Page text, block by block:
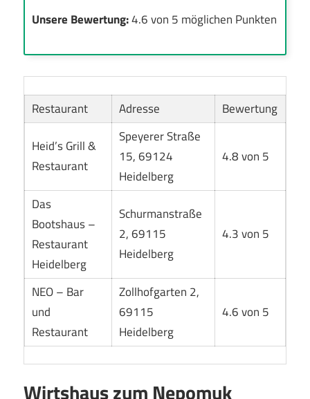
Unsere Bewertung:4.6 von 5 möglichen Punkten
Restaurant Adresse Bewertung
Heid’s Grill &
Restaurant
Speyerer Straße
15, 69124
Heidelberg
4.8 von 5
Das
Bootshaus –
Restaurant
Heidelberg
Schurmanstraße
2, 69115
Heidelberg
4.3 von 5
NEO – Bar
und
Restaurant
Zollhofgarten 2,
69115
Heidelberg
4.6 von 5
Wirtshaus zum Nepomuk